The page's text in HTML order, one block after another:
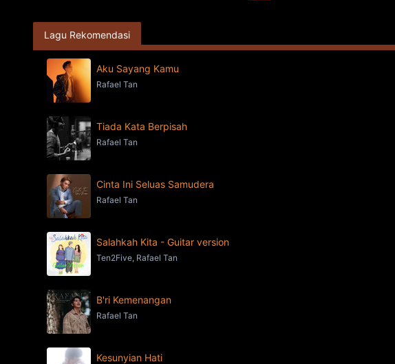
Lagu Rekomendasi
Aku Sayang Kamu
Rafael Tan
Tiada Kata Berpisah
Rafael Tan
Cinta Ini Seluas Samudera
Rafael Tan
Salahkah Kita - Guitar version
Ten2Five, Rafael Tan
B'ri Kemenangan
Rafael Tan
Kesunyian Hati